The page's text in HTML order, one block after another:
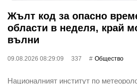
Жълт код за опасно
области в неделя, край
вълни
09.08.2026 08:29:09 337 Общество
Националният институт по